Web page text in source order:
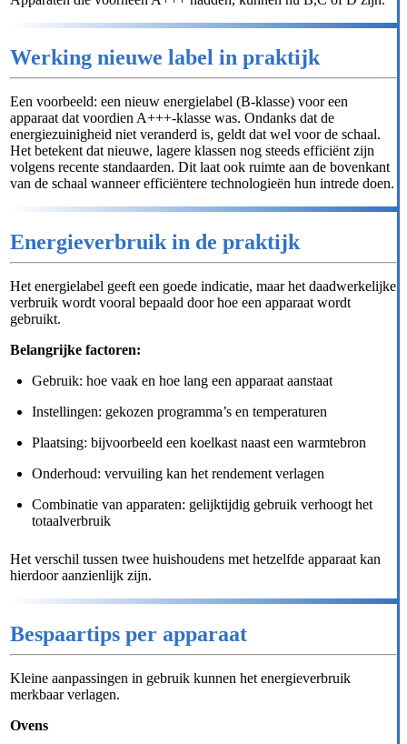
Werking nieuwe label in praktijk
Een voorbeeld: een nieuw energielabel (B-klasse) voor een
apparaat dat voordien A+++-klasse was. Ondanks dat de
energiezuinigheid niet veranderd is, geldt dat wel voor de schaal.
Het betekent dat nieuwe, lagere klassen nog steeds efficiënt zijn
volgens recente standaarden. Dit laat ook ruimte aan de bovenkant
van de schaal wanneer efficiëntere technologieën hun intrede doen.
Energieverbruik in de praktijk
Het energielabel geeft een goede indicatie, maar het daadwerkelijke
verbruik wordt vooral bepaald door hoe een apparaat wordt
gebruikt.
Belangrijke factoren:
Gebruik: hoe vaak en hoe lang een apparaat aanstaat
Instellingen: gekozen programma’s en temperaturen
Plaatsing: bijvoorbeeld een koelkast naast een warmtebron
Onderhoud: vervuiling kan het rendement verlagen
Combinatie van apparaten: gelijktijdig gebruik verhoogt het
totaalverbruik
Het verschil tussen twee huishoudens met hetzelfde apparaat kan
hierdoor aanzienlijk zijn.
Bespaartips per apparaat
Kleine aanpassingen in gebruik kunnen het energieverbruik
merkbaar verlagen.
Ovens